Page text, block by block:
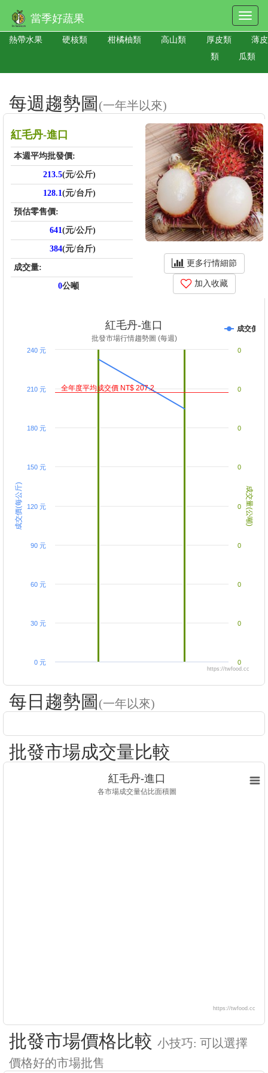
當季好蔬果
熱帶水果 硬核類 柑橘柚類 高山類 厚皮類
薄皮
類
瓜類
每週趨勢圖 (一年半以來)
紅毛丹-進口
本週平均批發價:
213.5(元/公斤)
128.1(元/台斤)
預估零售價:
641(元/公斤)
384(元/台斤)
成交量:
0公噸
更多行情細節
加入收藏
成交價(每公斤) 成交量(公噸)
紅毛丹-進口
批發市場行情趨勢圖 (每週)
成交價
0 元
30 元
60 元
90 元
120 元
150 元
180 元
210 元
240 元
0
0
0
0
0
0
0
0
0
https://twfood.cc
全年度平均成交價 NT$ 207.2
每日趨勢圖 (一年以來)
批發市場成交量比較
紅毛丹-進口
各市場成交量佔比面積圖
https://twfood.cc
批發市場價格比較 小技巧: 可以選擇
價格好的市場批售